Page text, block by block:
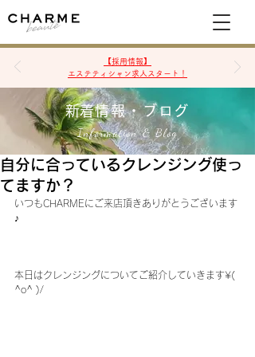
【採用情報】
エステティシャン求人スタート！
​新着情報・ブログ
Information & Blog
自分に合っているクレンジング使っ
てますか？
いつもCHARMEにご来店頂きありがとうございます
♪
本日はクレンジングについてご紹介していきます¥(
^o^ )/